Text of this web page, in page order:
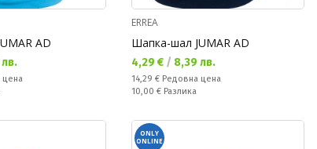
AD
цена
ERREA
Шапка-шал JUMAR AD
Текуща цена:
4,29 € / 8,39 лв.
Редовна цена:
14,29 € Редовна цена
Спестявате:
10,00 € Разлика
ONLY
ONLINE